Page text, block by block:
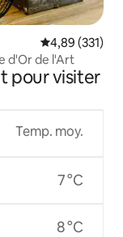
Évaluation
4,89 (331)
d'Or de l'Art
pour visiter
Temp. moy.
7 °C
8 °C